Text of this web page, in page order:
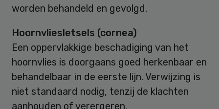
worden behandeld en gevolgd.
Hoornvliesletsels (cornea)
Een oppervlakkige beschadiging van het
hoornvlies is doorgaans goed herkenbaar en
behandelbaar in de eerste lijn. Verwijzing is
niet standaard nodig, tenzij de klachten
aanhouden of verergeren.